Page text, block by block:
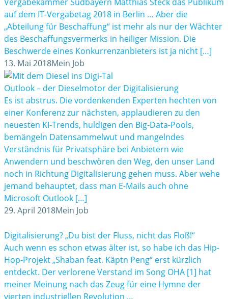
auf dem IT-Vergabetag 2018 in Berlin … Aber die
„Abteilung für Beschaffung“ ist mehr als nur der Wächter
des Beschaffungsvermerks in heiliger Mission. Die
Beschwerde eines Konkurrenzanbieters ist ja nicht […]
13. Mai 2018Mein Job
Outlook – der Dieselmotor der Digitalisierung
Es ist abstrus. Die vordenkenden Experten hechten von
einer Konferenz zur nächsten, applaudieren zu den
neuesten KI-Trends, huldigen den Big-Data-Pools,
bemängeln Datensammelwut und mangelndes
Verständnis für Privatsphäre bei Anbietern wie
Anwendern und beschwören den Weg, den unser Land
noch in Richtung Digitalisierung gehen muss. Aber wehe
jemand behauptet, dass man E-Mails auch ohne
Microsoft Outlook […]
29. April 2018Mein Job
Digitalisierung? „Du bist der Fluss, nicht das Floß!“
Auch wenn es schon etwas älter ist, so habe ich das Hip-
Hop-Projekt „Shaban feat. Käptn Peng“ erst kürzlich
entdeckt. Der verlorene Verstand im Song OHA [1] hat
meiner Meinung nach das Zeug für eine Hymne der
vierten industriellen Revolution …